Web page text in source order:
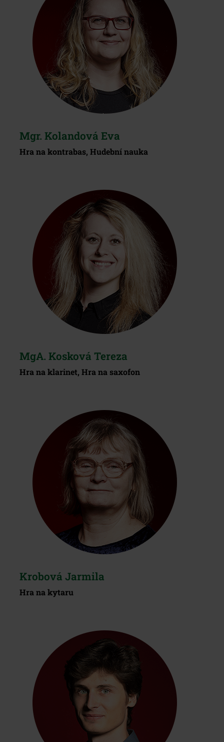
Mgr. Kolandová Eva
Hra na kontrabas, Hudební nauka
MgA. Kosková Tereza
Hra na klarinet, Hra na saxofon
Krobová Jarmila
Hra na kytaru